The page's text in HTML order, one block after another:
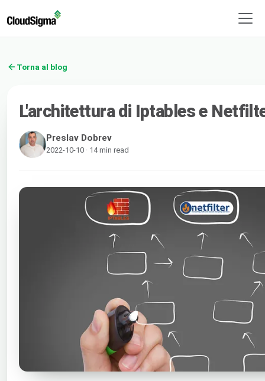
Torna al blog
L'architettura di Iptables e
Preslav Dobrev
2022-10-10 · 14 min read